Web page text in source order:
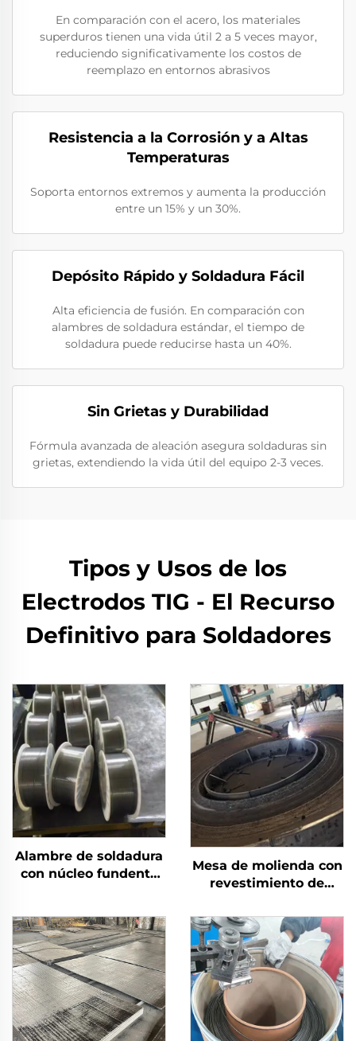
En comparación con el acero, los materiales
superduros tienen una vida útil 2 a 5 veces mayor,
reduciendo significativamente los costos de
reemplazo en entornos abrasivos
Resistencia a la Corrosión y a Altas
Temperaturas
Soporta entornos extremos y aumenta la producción
entre un 15% y un 30%.
Depósito Rápido y Soldadura Fácil
Alta eficiencia de fusión. En comparación con
alambres de soldadura estándar, el tiempo de
soldadura puede reducirse hasta un 40%.
Sin Grietas y Durabilidad
Fórmula avanzada de aleación asegura soldaduras sin
grietas, extendiendo la vida útil del equipo 2-3 veces.
Tipos y Usos de los
Electrodos TIG - El Recurso
Definitivo para Soldadores
Alambre de soldadura
con núcleo fundente
Mesa de molienda con
revestimiento de
de cromo